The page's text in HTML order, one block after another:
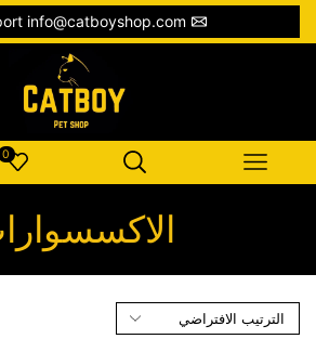
info@catboyshop.com
0